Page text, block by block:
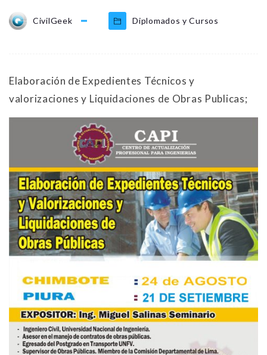
CivilGeek Diplomados y Cursos
Elaboración de Expedientes Técnicos y
valorizaciones y Liquidaciones de Obras Publicas;